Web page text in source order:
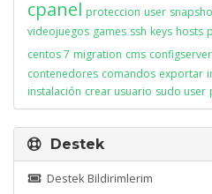
cpanel proteccion user
videojuegos games ssh keys hosts
centos 7 migration cms configserver
contenedores comandos exportar
instalación crear usuario sudo user
Destek
Destek Bildirimlerim